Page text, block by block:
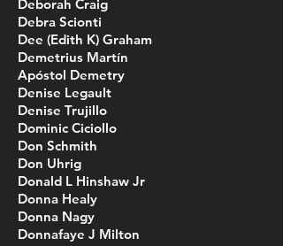
Deborah Craig
Debra Scionti
Dee (Edith K) Graham
Demetrius Martín
Apóstol Demetry
Denise Legault
Denise Trujillo
Dominic Ciciollo
Don Schmith
Don Uhrig
Donald L Hinshaw Jr
Donna Healy
Donna Nagy
Donnafaye J Milton